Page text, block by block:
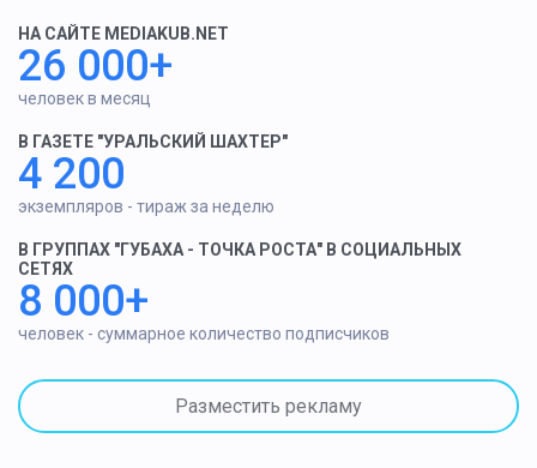
НА САЙТЕ MEDIAKUB.NET
26 000+
человек в месяц
В ГАЗЕТЕ "УРАЛЬСКИЙ ШАХТЕР"
4 200
экземпляров - тираж за неделю
В ГРУППАХ "ГУБАХА - ТОЧКА РОСТА" В СОЦИАЛЬНЫХ
СЕТЯХ
8 000+
человек - суммарное количество подписчиков
Разместить рекламу